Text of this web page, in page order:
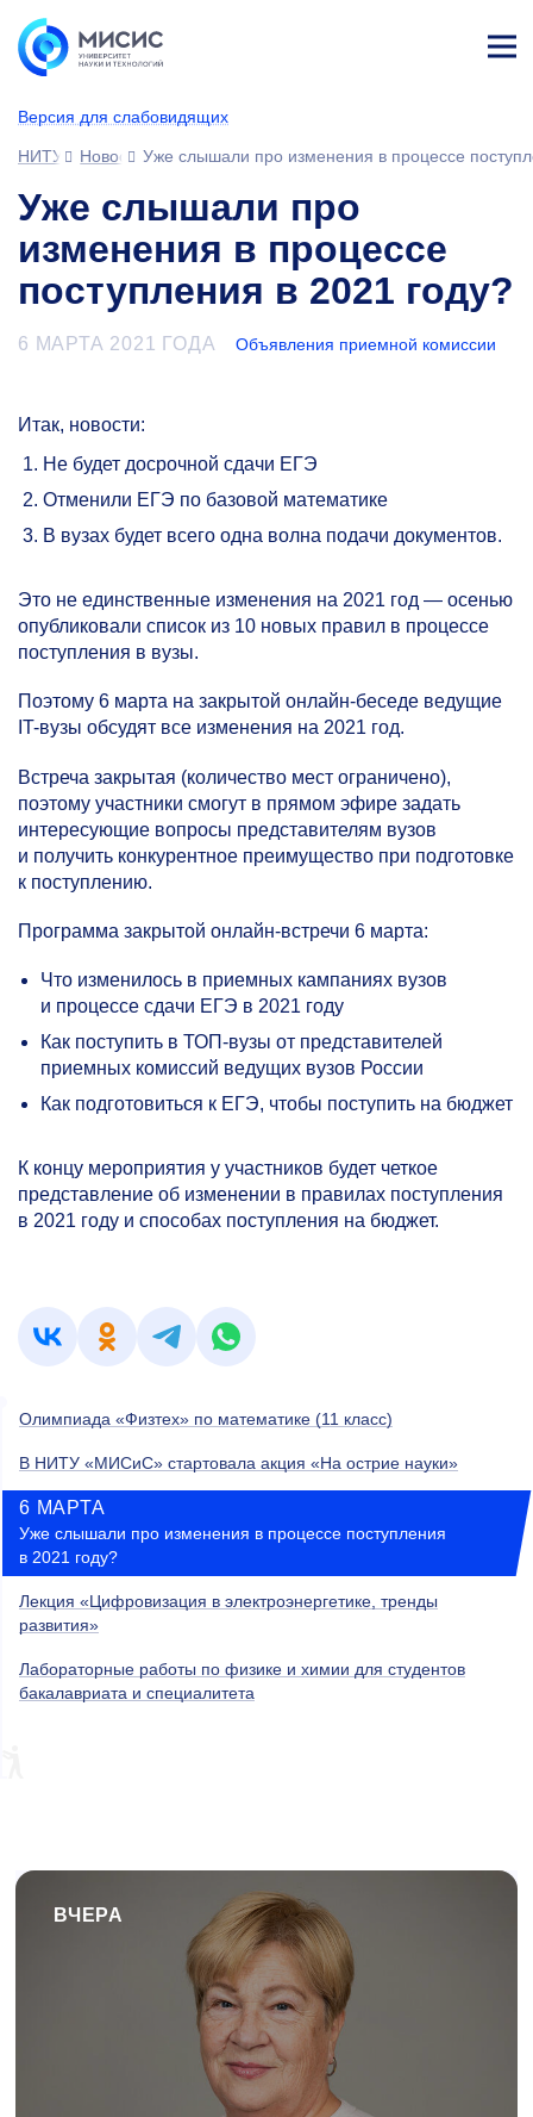
Версия для слабовидящих
ине
НИТУ МИСИС
НовостиУже слышали про изменения в процессе
Уже слышали про
изменения в процессе
поступления в 2021 году?
6 МАРТА 2021 ГОДА Объявления приемной комиссии
Итак, новости:
Не будет досрочной сдачи ЕГЭ
Отменили ЕГЭ по базовой математике
В вузах будет всего одна волна подачи документов.
Это не единственные изменения на 2021 год — осенью
опубликовали список из 10 новых правил в процессе
поступления в вузы.
Поэтому 6 марта на закрытой онлайн-беседе ведущие
IT-вузы обсудят все изменения на 2021 год.
Встреча закрытая (количество мест ограничено),
поэтому участники смогут в прямом эфире задать
интересующие вопросы представителям вузов
и получить конкурентное преимущество при подготовке
к поступлению.
Программа закрытой онлайн-встречи 6 марта:
Что изменилось в приемных кампаниях вузов
и процессе сдачи ЕГЭ в 2021 году
Как поступить в ТОП-вузы от представителей
приемных комиссий ведущих вузов России
Как подготовиться к ЕГЭ, чтобы поступить на бюджет
К концу мероприятия у участников будет четкое
представление об изменении в правилах поступления
в 2021 году и способах поступления на бюджет.
Олимпиада «Физтех» по математике (11 класс)
В НИТУ «МИСиС» стартовала акция «На острие науки»
6 МАРТА
Уже слышали про изменения в процессе поступления
в 2021 году?
Лекция «Цифровизация в электроэнергетике, тренды
развития»
Лабораторные работы по физике и химии для студентов
бакалавриата и специалитета
ВЧЕРА